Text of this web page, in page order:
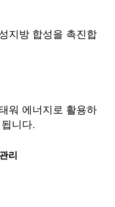
지방 합성을 촉진합
워 에너지로 활용하
니다.
리